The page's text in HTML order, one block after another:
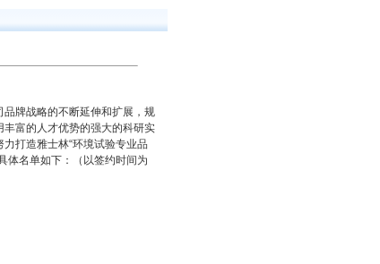
牌战略的不断延伸和扩展，规
富的人才优势的强大的科研实
打造雅士林“环境试验专业品
体名单如下：（以签约时间为